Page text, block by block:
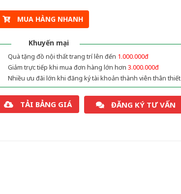
MUA HÀNG NHANH
Khuyến mại
Quà tặng đồ nội thất trang trí lên đến 1.000.000đ
Giảm trực tiếp khi mua đơn hàng lớn hơn 3.000.000đ
Nhiều ưu đãi lớn khi đăng ký tài khoản thành viên thân thiết
TẢI BẢNG GIÁ ĐĂNG KÝ TƯ VẤN